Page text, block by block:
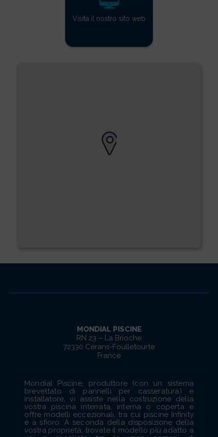
Visita il nostro sito web
MONDIAL PISCINE
RN 23 – La Brioche
72330 Cérans-Foulletourte
France
Mondial Piscine, produttore (con un sistema
brevettato di pannelli per casseratura) e
installatore, vi assiste nella costruzione della
vostra piscina interrata, interna o coperta e
offre modelli eccezionali, tra cui piscine Infinity
e a sfioro. A seconda della disposizione della
vostra proprietà, trovate il modello più adatto a